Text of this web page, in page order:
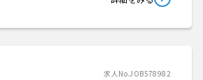
求人No.JOB578982